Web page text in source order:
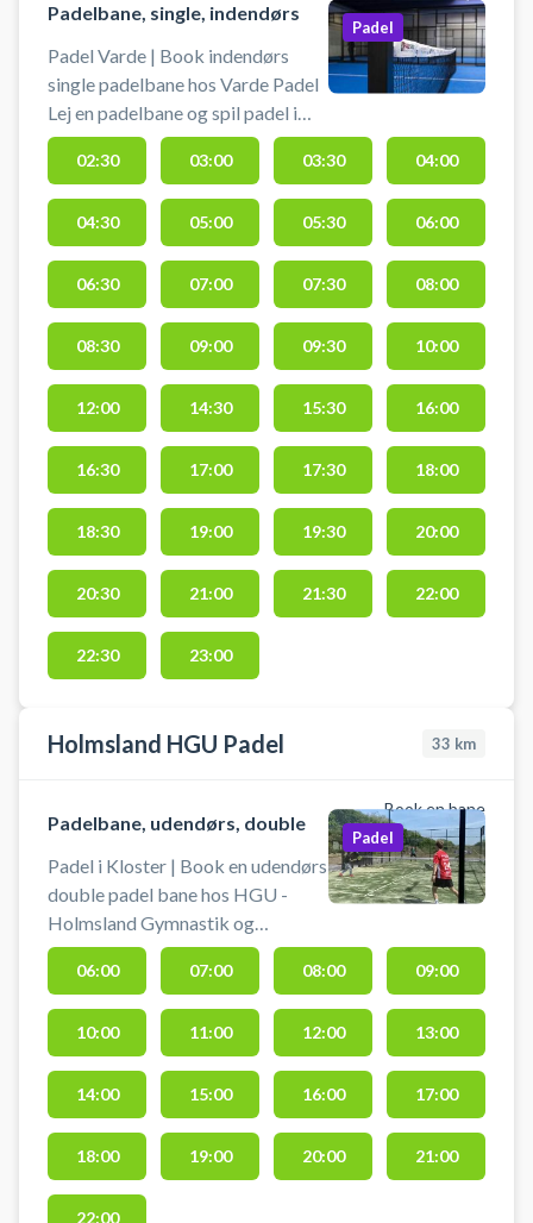
Padelbane, single, indendørs
Padel Varde | Book indendørs
single padelbane hos Varde Padel
Lej en padelbane og spil padel i
Varde på en padelbane i et
padelcenter i Varde med i alt 5
baner. Booking af padel hos Varde
Padel er inklusiv et lånebat, og
bolde kan købes i Varde Padel
center. Gratis parkering ved Varde
Padel gør det nemt at komme til
padelcentrets indendørs
padelbaner.
Padel
02:30 03:00 03:30 04:00
04:30 05:00 05:30 06:00
06:30 07:00 07:30 08:00
08:30 09:00 09:30 10:00
12:00 14:30 15:30 16:00
16:30 17:00 17:30 18:00
18:30 19:00 19:30 20:00
20:30 21:00 21:30 22:00
22:30 23:00
Holmsland HGU Padel 33 km
Book en bane
Padelbane, udendørs, double
Padel i Kloster | Book en udendørs
double padel bane hos HGU -
Holmsland Gymnastik og
Ungdomsforening i Ringkøbing.
Spil padel i Kloster beliggende på
Bandsbyvej 2, 6950 Ringkøbing -
nær Søndervig Strand ved
vesterhavet. Der er gratis
parkering ved padelbanen, hvis du
er i bil fra nabobyer som
Ringkøbing og Søndervig.
Booking af padelbanen er inklusiv
bat og bolde.
Padel
06:00 07:00 08:00 09:00
10:00 11:00 12:00 13:00
14:00 15:00 16:00 17:00
18:00 19:00 20:00 21:00
22:00